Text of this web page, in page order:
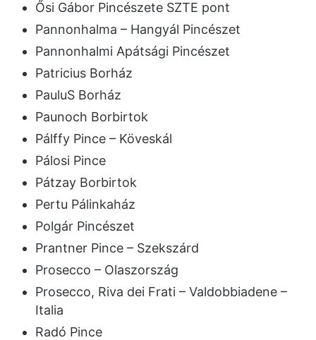
Ősi Gábor Pincészete SZTE pont
Pannonhalma – Hangyál Pincészet
Pannonhalmi Apátsági Pincészet
Patricius Borház
PauluS Borház
Paunoch Borbirtok
Pálffy Pince – Köveskál
Pálosi Pince
Pátzay Borbirtok
Pertu Pálinkaház
Polgár Pincészet
Prantner Pince – Szekszárd
Prosecco – Olaszország
Prosecco, Riva dei Frati – Valdobbiadene –
Italia
Radó Pince